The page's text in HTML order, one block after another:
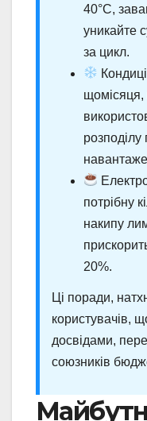
40°C,
уникайте
за цикл.
щомісяця,
потрібну
накипу
20%.
Ці поради,
користувачів,
досвідами,
союзників